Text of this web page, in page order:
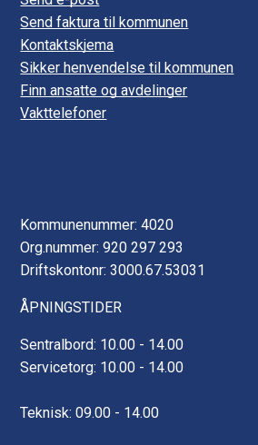
Send faktura til kommunen
Kontaktskjema
Sikker henvendelse til kommunen
Finn ansatte og avdelinger
Vakttelefoner
Kommunenummer: 4020
Org.nummer: 920 297 293
Driftskontonr: 3000.67.53031
ÅPNINGSTIDER
Sentralbord: 10.00 - 14.00
Servicetorg: 10.00 - 14.00
Teknisk: 09.00 - 14.00